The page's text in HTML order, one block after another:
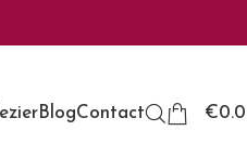
BlogContact €